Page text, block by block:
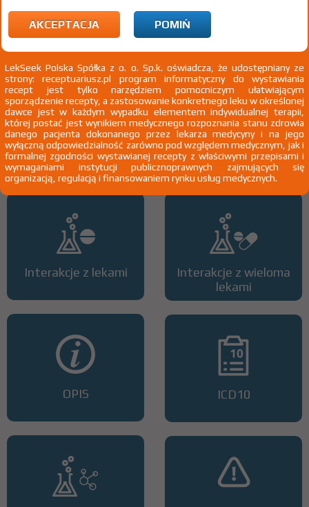
Pacjenci 65+
3)Kobiety w ciąży
4)Pacjenci do ukończenia 18 roku życia
Wszystkie dawki leku
Interakcje z lekami
OPIS
ATC
Interakcje z wieloma
lekami
ICD10
AKCEPTACJA POMIŃ
LekSeek Polska Spółka z o. o. Sp.k. oświadcza, że udostępniany ze
strony: receptuariusz.pl program informatyczny do wystawiania
recept jest tylko narzędziem pomocniczym ułatwiającym
sporządzenie recepty, a zastosowanie konkretnego leku w określonej
dawce jest w każdym wypadku elementem indywidualnej terapii,
której postać jest wynikiem medycznego rozpoznania stanu zdrowia
danego pacjenta dokonanego przez lekarza medycyny i na jego
wyłączną odpowiedzialność zarówno pod względem medycznym, jak i
formalnej zgodności wystawianej recepty z właściwymi przepisami i
wymaganiami instytucji publicznoprawnych zajmujących się
organizacją, regulacją i finansowaniem rynku usług medycznych.